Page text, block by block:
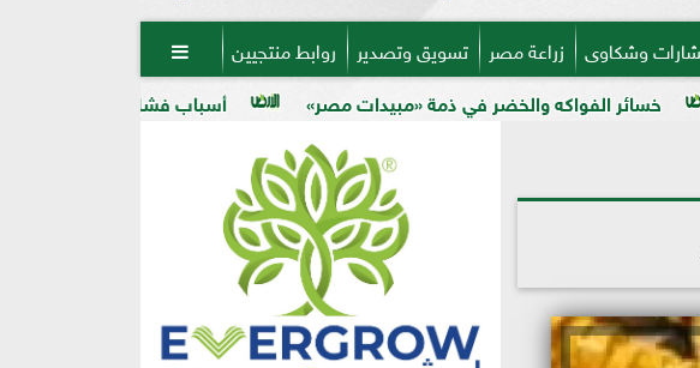
وشكاوى زراعة مصر تسويق وتصدير روابط منتجيين 
أسباب فشل تحجيم الخوخ في الأرض الكلسية في ذمة «مبيدات مصر»